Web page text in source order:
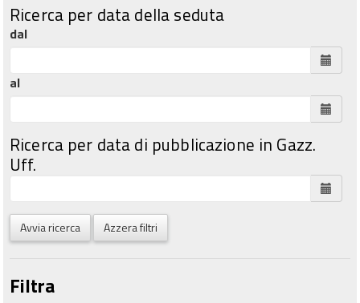
Ricerca per data della seduta
dal
al
Ricerca per data di pubblicazione in Gazz.
Uff.
Avvia ricerca Azzera filtri
Filtra